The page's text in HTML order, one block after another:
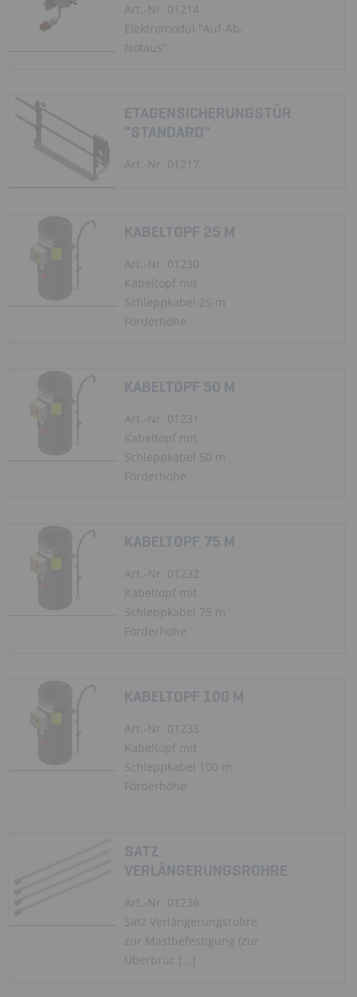
Art.-Nr. 01214
Elektromodul "Auf-Ab-
Notaus"
ETAGENSICHERUNGSTÜR
"STANDARD"
Art.-Nr. 01217
KABELTOPF 25 M
Art.-Nr. 01230
Kabeltopf mit
Schleppkabel 25 m
Förderhöhe
KABELTOPF 50 M
Art.-Nr. 01231
Kabeltopf mit
Schleppkabel 50 m
Förderhöhe
KABELTOPF 75 M
Art.-Nr. 01232
Kabeltopf mit
Schleppkabel 75 m
Förderhöhe
KABELTOPF 100 M
Art.-Nr. 01233
Kabeltopf mit
Schleppkabel 100 m
Förderhöhe
SATZ
VERLÄNGERUNGSROHRE
Art.-Nr. 01236
Satz Verlängerungsrohre
zur Mastbefestigung (zur
Überbrüc [...]